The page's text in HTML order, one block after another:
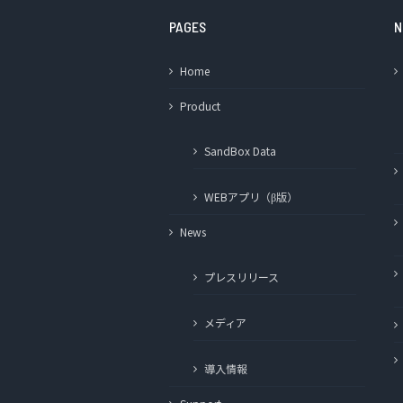
PAGES
Home
Product
SandBox Data
WEBアプリ（β版）
News
プレスリリース
メディア
導入情報